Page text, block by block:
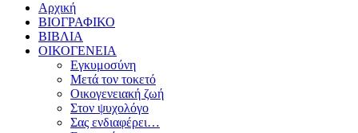
Αρχική
ΒΙΟΓΡΑΦΙΚΟ
ΒΙΒΛΙΑ
ΟΙΚΟΓΕΝΕΙΑ
Εγκυμοσύνη
Μετά τον τοκετό
Οικογενειακή ζωή
Στον ψυχολόγο
Σας ενδιαφέρει…